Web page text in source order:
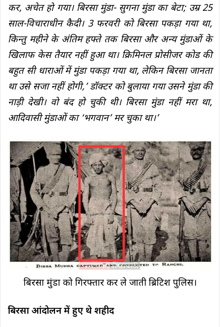
कर, अचेत हो गया। बिरसा मुंडा- सुगना मुंडा का बेटा; उम्र 25
साल-विचाराधीन कैदी। 3 फरवरी को बिरसा पकड़ा गया था,
किन्तु महीने के अंतिम हफ्ते तक बिरसा और अन्य मुंडाओं के
खिलाफ केस तैयार नहीं हुआ था। क्रिमिनल प्रोसीजर कोड की
बहुत सी धाराओं में मुंडा पकड़ा गया था, लेकिन बिरसा जानता
था उसे सजा नहीं होगी,’ डॉक्टर को बुलाया गया उसने मुंडा की
नाड़ी देखी। वो बंद हो चुकी थी। बिरसा मुंडा नहीं मरा था,
आदिवासी मुंडाओं का ‘भगवान’ मर चुका था।’
बिरसा मुंडा को गिरफ्तार कर ले जाती ब्रिटिश पुलिस।
बिरसा आंदोलन में हुए थे शहीद